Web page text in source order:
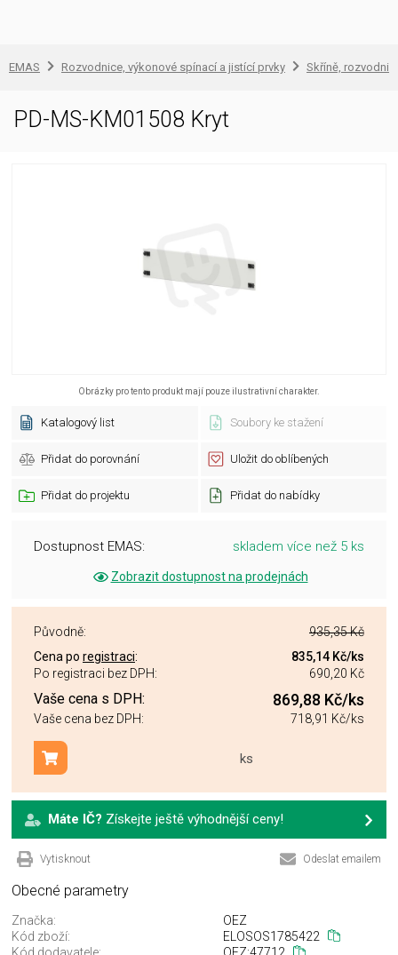
EMAS Rozvodnice, výkonové spínací a jistící prvky Skříně,
PD-MS-KM01508 Kryt
Obrázky pro tento produkt mají pouze ilustrativní charakter.
Katalogový list Soubory ke stažení
Přidat do porovnání Uložit do oblíbených
Přidat do projektu Přidat do nabídky
Dostupnost EMAS: skladem více než 5 ks
Zobrazit dostupnost na prodejnách
Původně:
935,35 Kč
Cena po registraci: 835,14 Kč/ks
Po registraci bez DPH:
690,20 Kč
Vaše cena s DPH: 869,88 Kč/ks
Vaše cena bez DPH: 718,91 Kč/ks
ks
Přidat do košíku
Máte IČ? Získejte ještě výhodnější ceny!
Vytisknout Odeslat emailem
Obecné parametry
Značka:
OEZ
Kód zboží:
ELOSOS1785422